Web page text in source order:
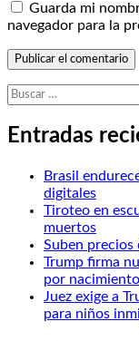
Guarda mi
navegador para la
Buscar:
Entradas
Brasil
digitales
Tiroteo en
muertos
Suben precios
Trump firma
por nacimiento
Juez exige a
para niños